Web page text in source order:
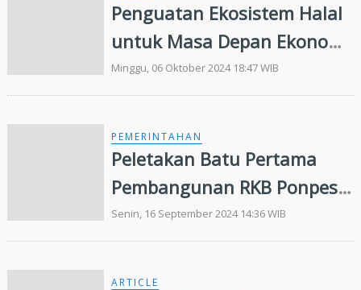
Penguatan Ekosistem Halal
untuk Masa Depan Ekonomi
dan Keuangan Syariah
Minggu, 06 Oktober 2024 18:47 WIB
PEMERINTAHAN
Peletakan Batu Pertama
Pembangunan RKB Ponpes
Jabal Nur, Bupati Alfedri:
Semoga Makin Maju
Senin, 16 September 2024 14:36 WIB
ARTICLE